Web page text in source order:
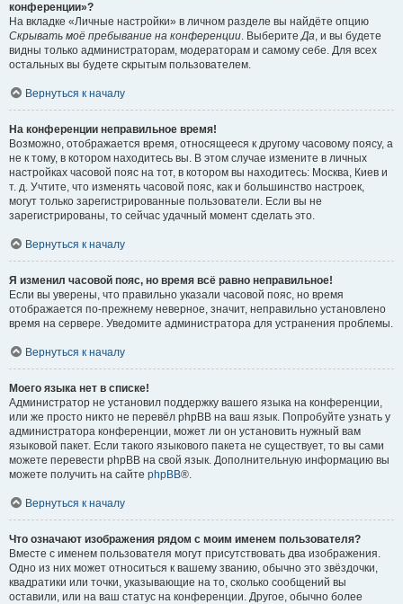
конференции»?
На вкладке «Личные настройки» в личном разделе вы найдёте опцию
Скрывать моё пребывание на конференции. ВыберитеДа, и вы будете
видны только администраторам, модераторам и самому себе. Для всех
остальных вы будете скрытым пользователем.
Вернуться к началу
На конференции неправильное время!
Возможно, отображается время, относящееся к другому часовому поясу, а
не к тому, в котором находитесь вы. В этом случае измените в личных
настройках часовой пояс на тот, в котором вы находитесь: Москва, Киев и
т. д. Учтите, что изменять часовой пояс, как и большинство настроек,
могут только зарегистрированные пользователи. Если вы не
зарегистрированы, то сейчас удачный момент сделать это.
Вернуться к началу
Я изменил часовой пояс, но время всё равно неправильное!
Если вы уверены, что правильно указали часовой пояс, но время
отображается по-прежнему неверное, значит, неправильно установлено
время на сервере. Уведомите администратора для устранения проблемы.
Вернуться к началу
Моего языка нет в списке!
Администратор не установил поддержку вашего языка на конференции,
или же просто никто не перевёл phpBB на ваш язык. Попробуйте узнать у
администратора конференции, может ли он установить нужный вам
языковой пакет. Если такого языкового пакета не существует, то вы сами
можете перевести phpBB на свой язык. Дополнительную информацию вы
можете получить на сайте phpBB®.
Вернуться к началу
Что означают изображения рядом с моим именем пользователя?
Вместе с именем пользователя могут присутствовать два изображения.
Одно из них может относиться к вашему званию, обычно это звёздочки,
квадратики или точки, указывающие на то, сколько сообщений вы
оставили, или на ваш статус на конференции. Другое, обычно более